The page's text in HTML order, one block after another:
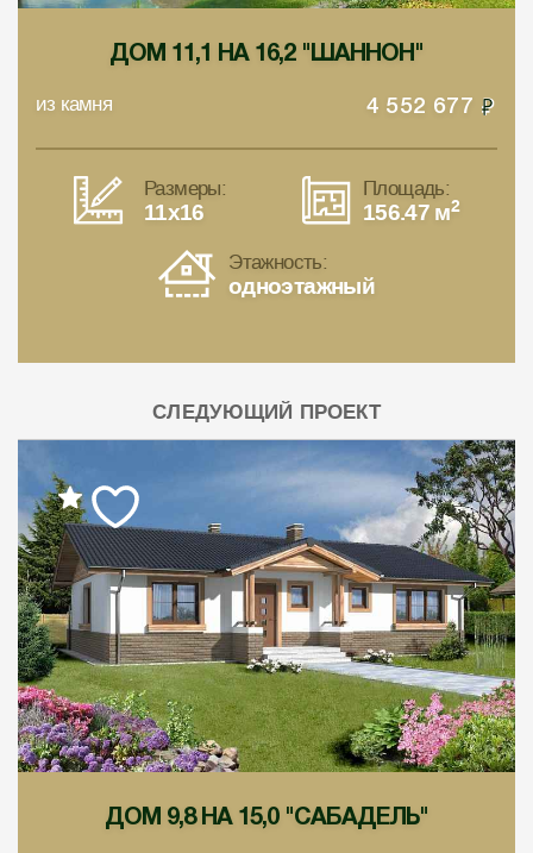
ДОМ 11,1 НА 16,2 "ШАННОН"
из камня 4 552 677
Размеры:
11x16
Площадь:
156.47 м2
Этажность:
одноэтажный
СЛЕДУЮЩИЙ ПРОЕКТ
ДОМ 9,8 НА 15,0 "САБАДЕЛЬ"